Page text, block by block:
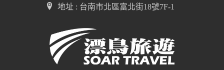
地址 : 台南市北區富北街18號7F-1